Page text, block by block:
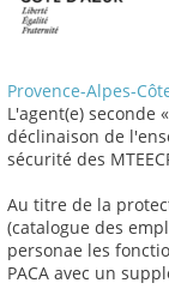
Provence-Alpes-
L'agent(e) seconde
déclinaison de
sécurité des
Au titre de la
(catalogue des
personae les
PACA avec un